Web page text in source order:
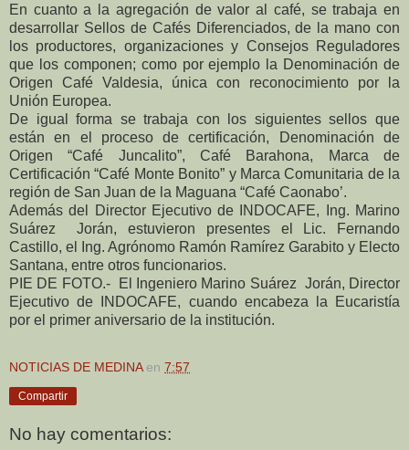
En cuanto a la agregación de valor al café, se trabaja en
desarrollar Sellos de Cafés Diferenciados, de la mano con
los productores, organizaciones y Consejos Reguladores
que los componen; como por ejemplo la Denominación de
Origen Café Valdesia, única con reconocimiento por la
Unión Europea.
De igual forma se trabaja con los siguientes sellos que
están en el proceso de certificación, Denominación de
Origen “Café Juncalito”, Café Barahona, Marca de
Certificación “Café Monte Bonito” y Marca Comunitaria de la
región de San Juan de la Maguana “Café Caonabo’.
Además del Director Ejecutivo de INDOCAFE, Ing. Marino
Suárez
Jorán, estuvieron presentes el Lic. Fernando
Castillo, el Ing. Agrónomo Ramón Ramírez Garabito y Electo
Santana, entre otros funcionarios.
PIE DE FOTO.-
El Ingeniero Marino Suárez Jorán, Director
Ejecutivo de INDOCAFE, cuando encabeza la Eucaristía
por el primer aniversario de la institución.
NOTICIAS DE MEDINA en 7:57
Compartir
No hay comentarios: